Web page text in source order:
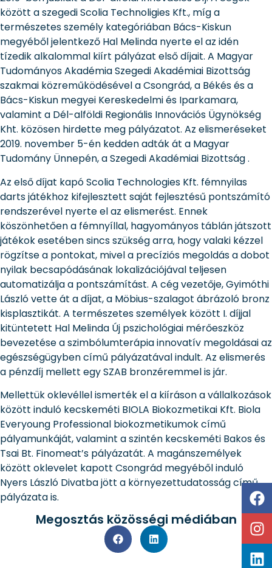
között a szegedi Scolia Technoligies Kft., míg a
természetes személy kategóriában Bács-Kiskun
megyéből jelentkező Hal Melinda nyerte el az idén
tízedik alkalommal kiírt pályázat első díjait. A Magyar
Tudományos Akadémia Szegedi Akadémiai Bizottság
szakmai közreműködésével a Csongrád, a Békés és a
Bács-Kiskun megyei Kereskedelmi és Iparkamara,
valamint a Dél-alföldi Regionális Innovációs Ügynökség
Kht. közösen hirdette meg pályázatot. Az elismeréseket
2019. november 5-én kedden adták át a Magyar
Tudomány Ünnepén, a Szegedi Akadémiai Bizottság .
Az első díjat kapó Scolia Technologies Kft. fémnyilas
darts játékhoz kifejlesztett saját fejlesztésű pontszámító
rendszerével nyerte el az elismerést. Ennek
köszönhetően a fémnyíllal, hagyományos táblán játszott
játékok esetében sincs szükség arra, hogy valaki kézzel
rögzítse a pontokat, mivel a precíziós megoldás a dobot
nyilak becsapódásának lokalizációjával teljesen
automatizálja a pontszámítást. A cég vezetője, Gyimóthi
László vette át a díjat, a Möbius-szalagot ábrázoló bronz
kisplasztikát. A természetes személyek között I. díjjal
kitüntetett Hal Melinda Új pszichológiai mérőeszköz
bevezetése a szimbólumterápia innovatív megoldásai az
egészségügyben című pályázatával indult. Az elismerés
a pénzdíj mellett egy SZAB bronzéremmel is jár.
Mellettük oklevéllel ismerték el a kiíráson a vállalkozások
között induló kecskeméti BIOLA Biokozmetikai Kft. Biola
Everyoung Professional biokozmetikumok című
pályamunkáját, valamint a szintén kecskeméti Bakos és
Tsai Bt. Finomeat’s pályázatát. A magánszemélyek
között oklevelet kapott Csongrád megyéből induló
Nyers László Divatba jött a környezettudatosság című
pályázata is.
Megosztás közösségi médiában